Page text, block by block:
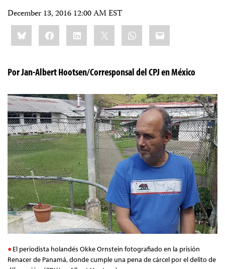
December 13, 2016 12:00 AM EST
Share
this:BlueskyFacebookLinkedIn WhatsApp
Email
Por Jan-Albert Hootsen/Corresponsal del CPJ en México
El periodista holandés Okke Ornstein fotografiado en la prisión
Renacer de Panamá, donde cumple una pena de cárcel por el delito de